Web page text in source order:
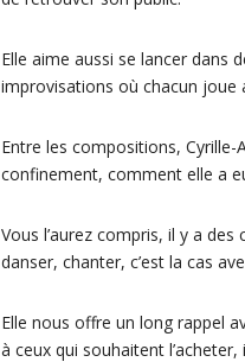
Elle aime aussi se lancer dans
improvisations où chacun joue
Entre les compositions,
confinement, comment elle a
Vous l’aurez compris, il y a
danser, chanter, c’est la cas
Elle nous offre un long rappel
à ceux qui souhaitent